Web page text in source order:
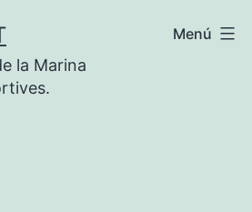
la Marina
Menú